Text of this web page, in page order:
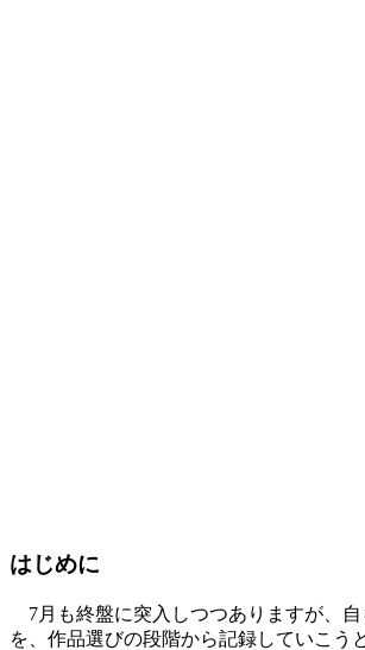
はじめに
7月も終盤に突入しつつありますが、
を、作品選びの段階から記録していこう